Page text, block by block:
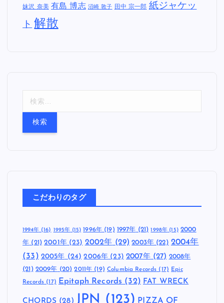
妹沢 奈美 有島 博志 沼崎 敦子 田中 宗一郎 紙ジャケッ
ト 解散
こだわりのタグ
1994年(16) 1995年 (15) 1996年(19) 1997年 (21) 1998年 (15) 2000
年 (21) 2001年(23) 2002年 (29) 2003年 (22) 2004年
(33) 2005年 (24) 2006年 (23) 2007年(27) 2008年
(21) 2009年 (20) 2011年 (19) Columbia Records (17) Epic
Records (17) Epitaph Records (32) FAT WRECK
CHORDS (28) JPN (123) PIZZA OF